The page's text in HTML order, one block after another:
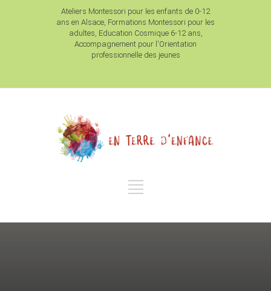
Ateliers Montessori pour les enfants de 0-12
ans en Alsace, Formations Montessori pour les
adultes, Education Cosmique 6-12 ans,
Accompagnement pour l'Orientation
professionnelle des jeunes